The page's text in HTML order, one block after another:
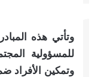
وتأتي هذه
للمسؤولية
وتمكين الأفراد